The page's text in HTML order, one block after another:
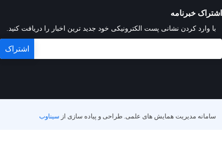
اشتراک خبرنامه
با وارد کردن نشانی پست الکترونیکی خود جدید ترین اخبار را دریافت کنید.
سامانه مدیریت همایش های علمی. طراحی و پیاده سازی از سیناوب